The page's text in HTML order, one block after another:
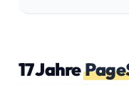
17 Jahre